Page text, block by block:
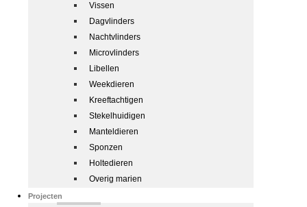
Vissen
Dagvlinders
Nachtvlinders
Microvlinders
Libellen
Weekdieren
Kreeftachtigen
Stekelhuidigen
Manteldieren
Sponzen
Holtedieren
Overig marien
Projecten